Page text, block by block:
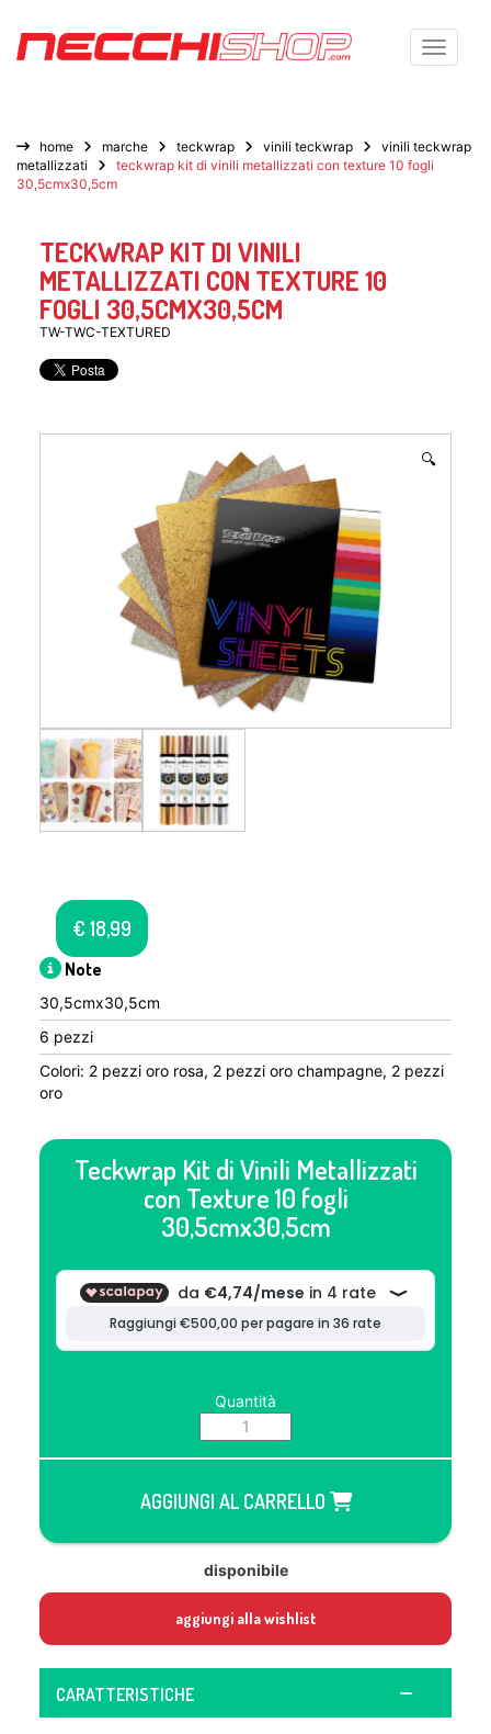
Toggle
home marche teckwrap vinili teckwrap
vinili teckwrap
metallizzati
teckwrap kit di vinili metallizzati con texture 10 fogli
30,5cmx30,5cm
TECKWRAP KIT DI VINILI
METALLIZZATI CON TEXTURE 10
FOGLI 30,5CMX30,5CM
TW-TWC-TEXTURED
🔍
€ 18,99
Note
30,5cmx30,5cm
6 pezzi
Colori: 2 pezzi oro rosa, 2 pezzi oro champagne, 2 pezzi
oro
Teckwrap Kit di Vinili Metallizzati
con Texture 10 fogli
30,5cmx30,5cm
Quantità
AGGIUNGI AL CARRELLO
disponibile
aggiungi alla wishlist
CARATTERISTICHE